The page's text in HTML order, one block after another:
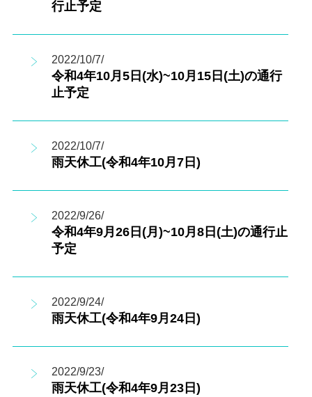
行止予定
2022/10/7/
令和4年10月5日(水)~10月15日(土)の通行
止予定
2022/10/7/
雨天休工(令和4年10月7日)
2022/9/26/
令和4年9月26日(月)~10月8日(土)の通行止
予定
2022/9/24/
雨天休工(令和4年9月24日)
2022/9/23/
雨天休工(令和4年9月23日)